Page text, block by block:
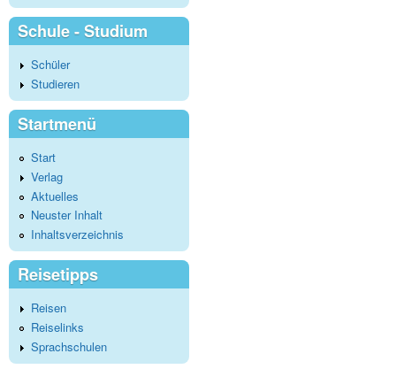
Schule - Studium
Schüler
Studieren
Startmenü
Start
Verlag
Aktuelles
Neuster Inhalt
Inhaltsverzeichnis
Reisetipps
Reisen
Reiselinks
Sprachschulen